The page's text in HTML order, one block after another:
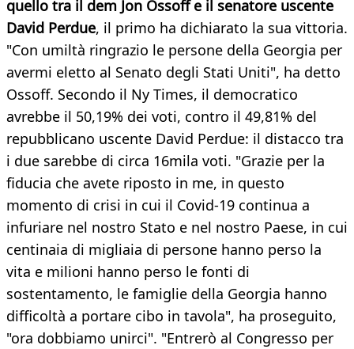
quello tra il dem Jon Ossoff e il senatore uscente
David Perdue, il primo ha dichiarato la sua vittoria.
"Con umiltà ringrazio le persone della Georgia per
avermi eletto al Senato degli Stati Uniti", ha detto
Ossoff. Secondo il Ny Times, il democratico
avrebbe il 50,19% dei voti, contro il 49,81% del
repubblicano uscente David Perdue: il distacco tra
i due sarebbe di circa 16mila voti. "Grazie per la
fiducia che avete riposto in me, in questo
momento di crisi in cui il Covid-19 continua a
infuriare nel nostro Stato e nel nostro Paese, in cui
centinaia di migliaia di persone hanno perso la
vita e milioni hanno perso le fonti di
sostentamento, le famiglie della Georgia hanno
difficoltà a portare cibo in tavola", ha proseguito,
"ora dobbiamo unirci". "Entrerò al Congresso per